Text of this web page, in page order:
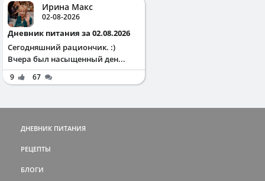
Ирина Макс
02-08-2026
Дневник питания за 02.08.2026
Сегодняшний рациончик. :)
Вчера был насыщенный ден...
9 67
ДНЕВНИК ПИТАНИЯ
РЕЦЕПТЫ
БЛОГИ